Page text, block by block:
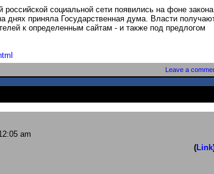
социальной сети появились на фоне закона
днях приняла Государственная дума. Власти
к определенным сайтам - и также под предлогом
tml
Leave a
am
(Link